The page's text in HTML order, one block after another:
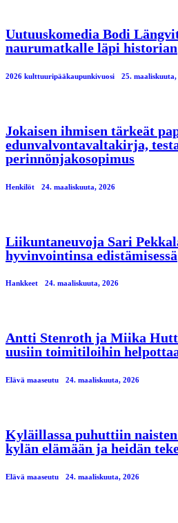
Uutuuskomedia Bodi
naurumatkalle läpi historian
2026 kulttuuripääkaupunkivuosi 25. maaliskuuta,
Jokaisen ihmisen tärkeät
edunvalvontavaltakirja,
perinnönjakosopimus
Henkilöt 24. maaliskuuta, 2026
Liikuntaneuvoja Sari
hyvinvointinsa edistämisessä
Hankkeet 24. maaliskuuta, 2026
Antti Stenroth ja Miika
uusiin toimitiloihin
Elävä maaseutu 24. maaliskuuta, 2026
Kyläillassa puhuttiin
kylän elämään ja heidän
Elävä maaseutu 24. maaliskuuta, 2026